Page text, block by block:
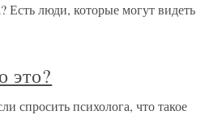
Есть люди, которые могут видеть
это?
спросить психолога, что такое